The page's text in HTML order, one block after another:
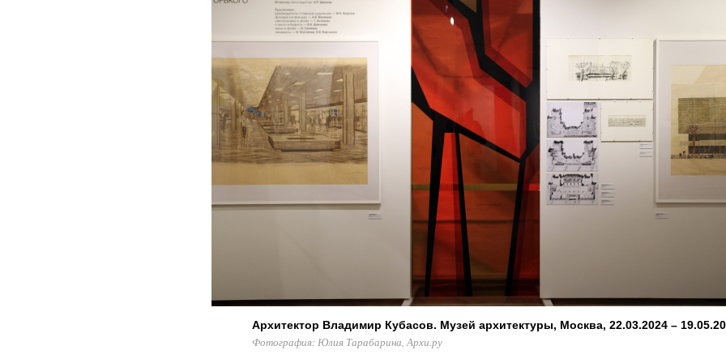
Архитектор Владимир Кубасов. Музей архитектуры, Москва, 22.03.2024 –
Фотография: Юлия Тарабарина, Архи.ру